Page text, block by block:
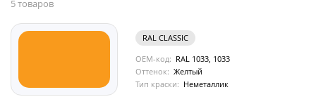
5 товаров
RAL CLASSIC
OEM-код: RAL 1033, 1033
Оттенок: Желтый
Тип краски: Неметаллик